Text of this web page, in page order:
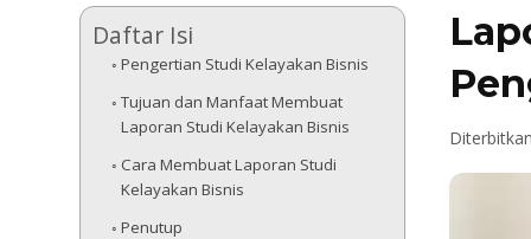
Daftar Isi
Pengertian Studi Kelayakan Bisnis
Tujuan dan Manfaat Membuat
Laporan Studi Kelayakan Bisnis
Cara Membuat Laporan Studi
Kelayakan Bisnis
Penutup